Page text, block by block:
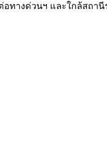
างด่วนฯ และใกล้สถา